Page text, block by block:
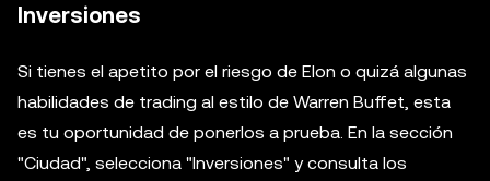
Inversiones
Si tienes el apetito por el riesgo de Elon o quizá algunas
habilidades de trading al estilo de Warren Buffet, esta
es tu oportunidad de ponerlos a prueba. En la sección
"Ciudad", selecciona "Inversiones" y consulta los